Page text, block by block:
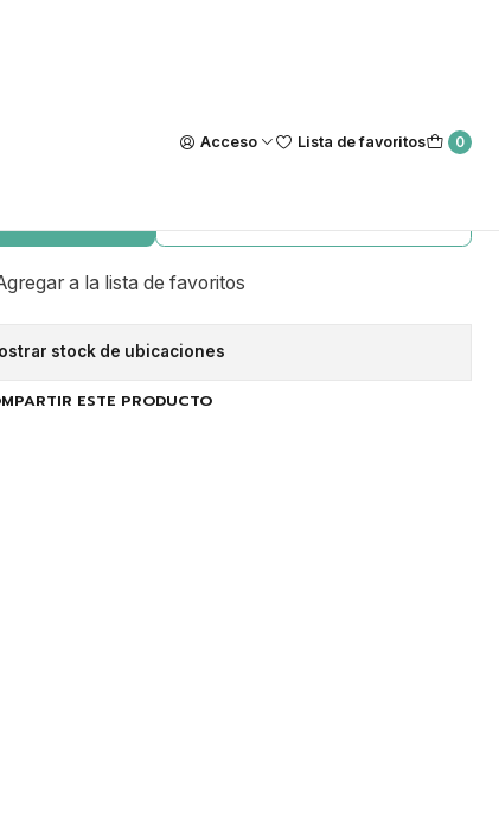
Acceso Lista de favoritos 0
Adhesiva Staleks -
a la lista de favoritos
stock de ubicaciones
ESTE PRODUCTO